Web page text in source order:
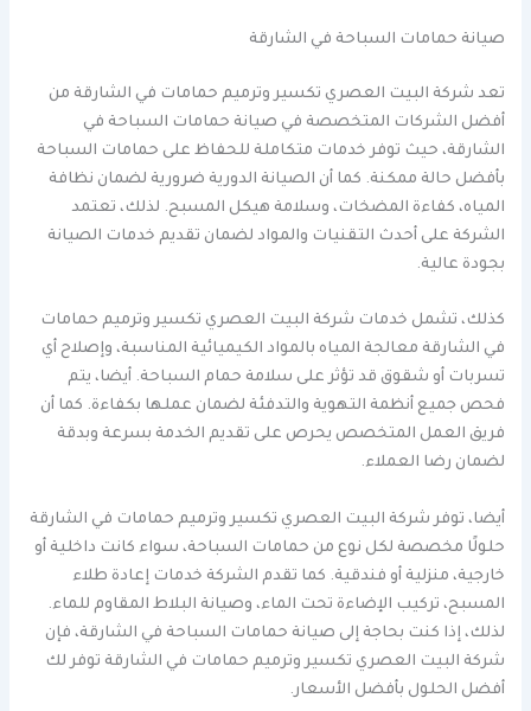
صيانة حمامات السباحة في الشارقة
تعد شركة البيت العصري تكسير وترميم حمامات في الشارقة من
أفضل الشركات المتخصصة في صيانة حمامات السباحة في
الشارقة، حيث توفر خدمات متكاملة للحفاظ على حمامات السباحة
بأفضل حالة ممكنة. كما أن الصيانة الدورية ضرورية لضمان نظافة
المياه، كفاءة المضخات، وسلامة هيكل المسبح. لذلك، تعتمد
الشركة على أحدث التقنيات والمواد لضمان تقديم خدمات الصيانة
بجودة عالية.
كذلك، تشمل خدمات شركة البيت العصري تكسير وترميم حمامات
في الشارقة معالجة المياه بالمواد الكيميائية المناسبة، وإصلاح أي
تسربات أو شقوق قد تؤثر على سلامة حمام السباحة. أيضا، يتم
فحص جميع أنظمة التهوية والتدفئة لضمان عملها بكفاءة. كما أن
فريق العمل المتخصص يحرص على تقديم الخدمة بسرعة وبدقة
لضمان رضا العملاء.
أيضا، توفر شركة البيت العصري تكسير وترميم حمامات في الشارقة
حلولًا مخصصة لكل نوع من حمامات السباحة، سواء كانت داخلية أو
خارجية، منزلية أو فندقية. كما تقدم الشركة خدمات إعادة طلاء
المسبح، تركيب الإضاءة تحت الماء، وصيانة البلاط المقاوم للماء.
لذلك، إذا كنت بحاجة إلى صيانة حمامات السباحة في الشارقة، فإن
شركة البيت العصري تكسير وترميم حمامات في الشارقة توفر لك
أفضل الحلول بأفضل الأسعار.